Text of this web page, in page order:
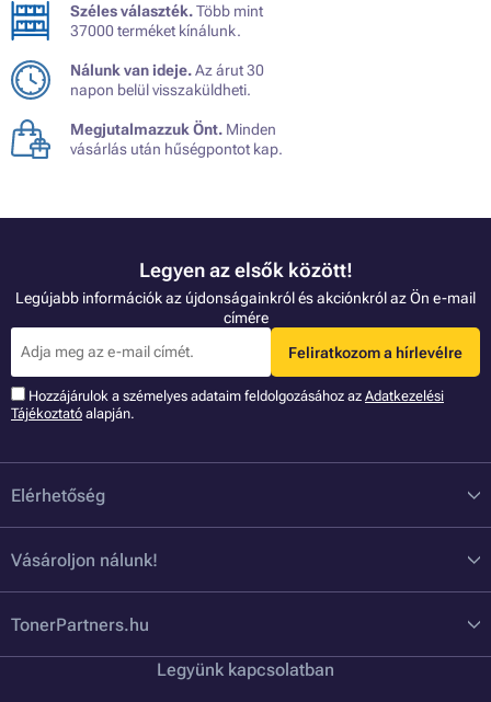
Széles választék.Több mint
37000 terméket kínálunk.
Nálunk van ideje.Az árut 30
napon belül visszaküldheti.
Megjutalmazzuk Önt. Minden
vásárlás után hűségpontot kap.
Legyen az elsők között!
Legújabb információk az újdonságainkról és akciónkról az Ön e-mail
címére
Feliratkozom a hírlevélre
Hozzájárulok a szémelyes adataim feldolgozásához az Adatkezelési
Tájékoztató alapján.
Elérhetőség
Vásároljon nálunk!
TonerPartners.hu
Legyünk kapcsolatban